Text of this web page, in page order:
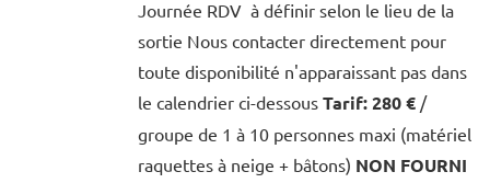
Journée RDV à définir selon le lieu de la
sortie Nous contacter directement pour
toute disponibilité n'apparaissant pas dans
le calendrier ci-dessous Tarif:280 €/
groupe de 1 à 10 personnes maxi (matériel
raquettes à neige + bâtons) NON FOURNI